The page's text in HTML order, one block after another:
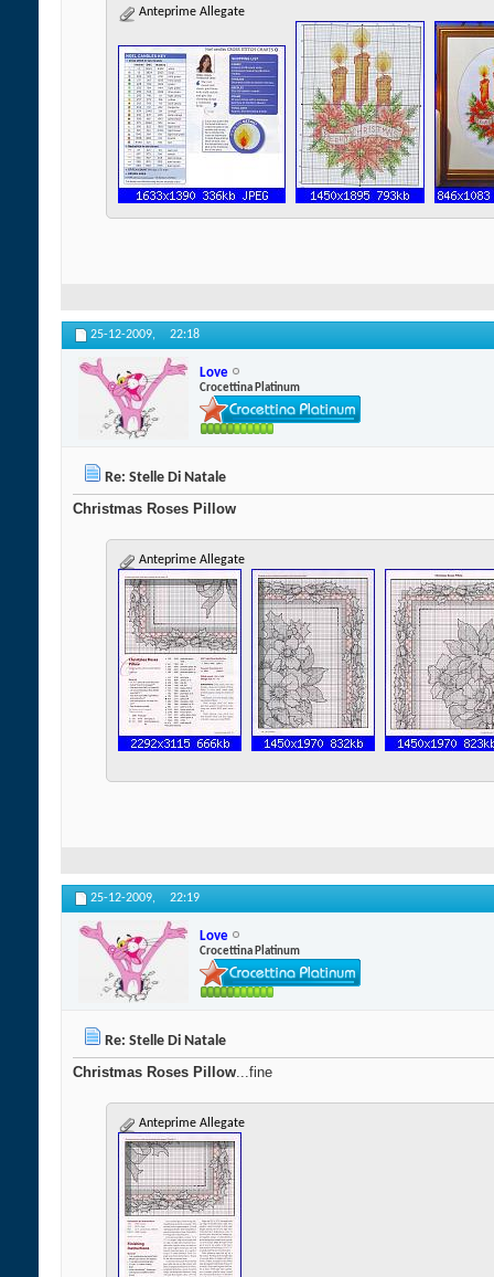
Anteprime Allegate
25-12-2009, 22:18
Love
Crocettina Platinum
Re: Stelle Di Natale
Christmas Roses Pillow
Anteprime Allegate
25-12-2009, 22:19
Love
Crocettina Platinum
Re: Stelle Di Natale
Christmas Roses Pillow...fine
Anteprime Allegate